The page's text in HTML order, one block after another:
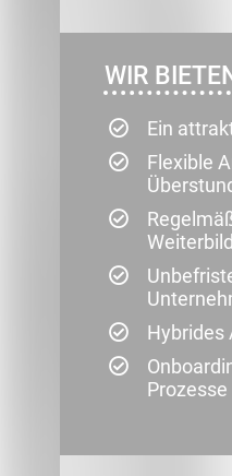
WIR
Ein
Flexible
Hybrides
Prozesse